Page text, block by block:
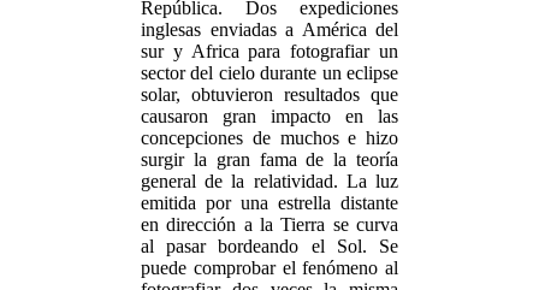
República. Dos expediciones
inglesas enviadas a América del
sur y Africa para fotografiar un
sector del cielo durante un eclipse
solar, obtuvieron resultados que
causaron gran impacto en las
concepciones de muchos e hizo
surgir la gran fama de la teoría
general de la relatividad. La luz
emitida por una estrella distante
en dirección a la Tierra se curva
al pasar bordeando el Sol. Se
puede comprobar el fenómeno al